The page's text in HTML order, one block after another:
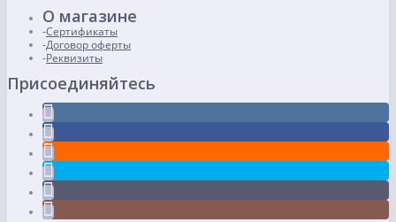
О магазине
Сертификаты
Договор оферты
Реквизиты
Присоединяйтесь